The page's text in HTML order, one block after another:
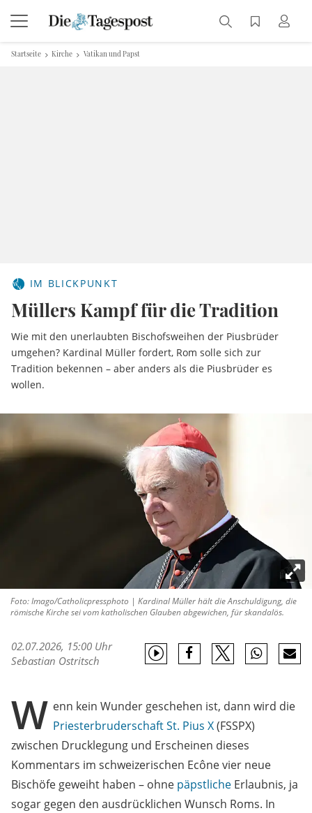
Startseite Kirche Vatikan und Papst
IM BLICKPUNKT
Müllers Kampf für die Tradition
Wie mit den unerlaubten Bischofsweihen der Piusbrüder
umgehen? Kardinal Müller fordert, Rom solle sich zur
Tradition bekennen – aber anders als die Piusbrüder es
wollen.
Foto: Imago/Catholicpressphoto | Kardinal Müller hält die Anschuldigung, die
römische Kirche sei vom katholischen Glauben abgewichen, für skandalös.
02.07.2026, 15:00 Uhr
Sebastian Ostritsch
W enn kein Wunder geschehen ist, dann wird die
Priesterbruderschaft St. Pius X(FSSPX)
zwischen Drucklegung und Erscheinen dieses
Kommentars im schweizerischen Ecône vier neue
Bischöfe geweiht haben – ohne päpstliche Erlaubnis, ja
sogar gegen den ausdrücklichen Wunsch Roms. In